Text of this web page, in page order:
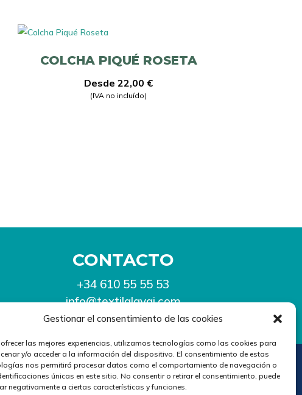
Gestionar el consentimiento de las cookies
las mejores experiencias, utilizamos tecnologías como las cookies para
y/o acceder a la información del dispositivo. El consentimiento de estas
nos permitirá procesar datos como el comportamiento de navegación o
únicas en este sitio. No consentir o retirar el consentimiento, puede
negativamente a ciertas características y funciones.
COLCHA PIQUÉ ROSETA
Desde 22,00 €
(IVA no incluído)
CONTACTO
+34 610 55 55 53
info@textilalavai.com
POLÍTICA DE PRIVACIDAD TÉRMINOS Y CONDICIONES